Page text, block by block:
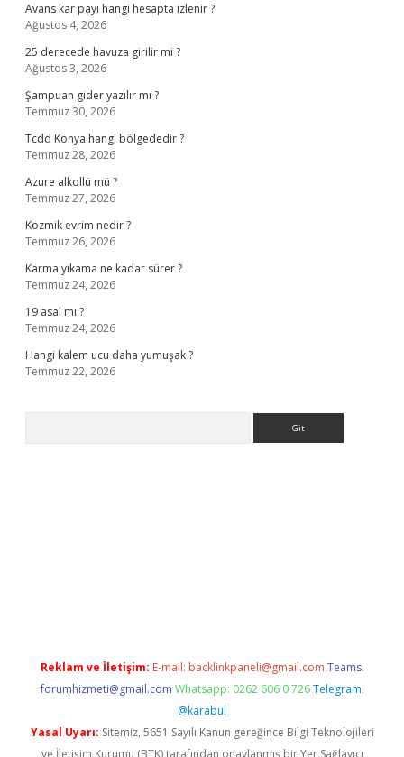
Avans kar payı hangi hesapta izlenir ?
Ağustos 4, 2026
25 derecede havuza girilir mi ?
Ağustos 3, 2026
Şampuan gider yazılır mı ?
Temmuz 30, 2026
Tcdd Konya hangi bölgededir ?
Temmuz 28, 2026
Azure alkollü mü ?
Temmuz 27, 2026
Kozmik evrim nedir ?
Temmuz 26, 2026
Karma yıkama ne kadar sürer ?
Temmuz 24, 2026
19 asal mı ?
Temmuz 24, 2026
Hangi kalem ucu daha yumuşak ?
Temmuz 22, 2026
Reklam ve İletişim: E-mail: backlinkpaneli@gmail.com Teams:
forumhizmeti@gmail.com Whatsapp: 0262 606 0 726 Telegram:
@karabul
Yasal Uyarı: Sitemiz, 5651 Sayılı Kanun gereğince Bilgi Teknolojileri
ve İletişim Kurumu (BTK) tarafından onaylanmış bir Yer Sağlayıcı